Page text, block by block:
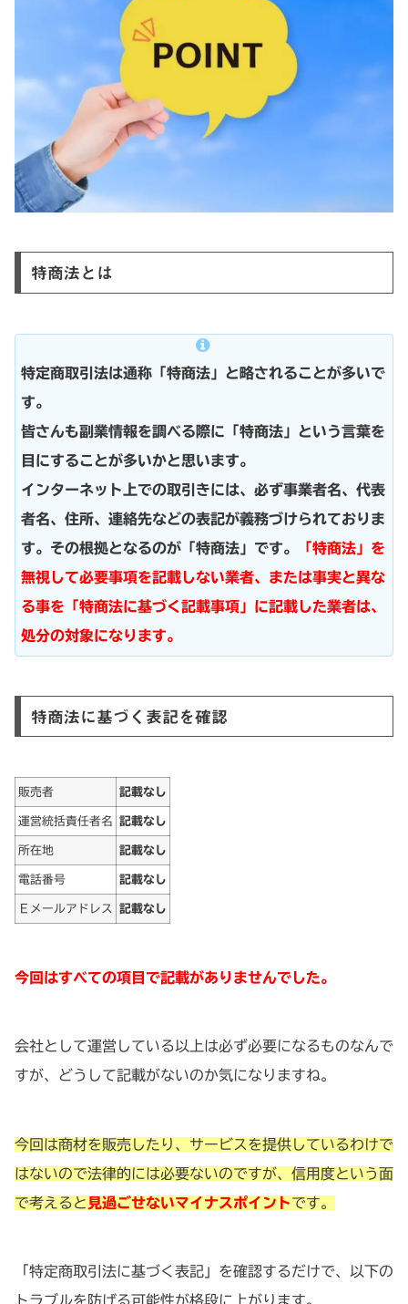
特商法とは
特定商取引法は通称「特商法」と略されることが多いで
す。
皆さんも副業情報を調べる際に「特商法」という言葉を
目にすることが多いかと思います。
インターネット上での取引きには、必ず事業者名、代表
者名、住所、連絡先などの表記が義務づけられておりま
す。その根拠となるのが「特商法」です。
「特商法」を
無視して必要事項を記載しない業者、または事実と異な
る事を「特商法に基づく記載事項」に記載した業者は、
処分の対象になります。
特商法に基づく表記を確認
販売者 記載なし
運営統括責任者名 記載なし
所在地 記載なし
電話番号 記載なし
Ｅメールアドレス 記載なし
今回はすべての項目で記載がありませんでした。
会社として運営している以上は必ず必要になるものなんで
すが、どうして記載がないのか気になりますね。
今回は商材を販売したり、サービスを提供しているわけで
はないので法律的には必要ないのですが、信用度という面
で考えると 見過ごせないマイナスポイントです。
「特定商取引法に基づく表記」を確認するだけで、以下の
トラブルを防げる可能性が格段に上がります。